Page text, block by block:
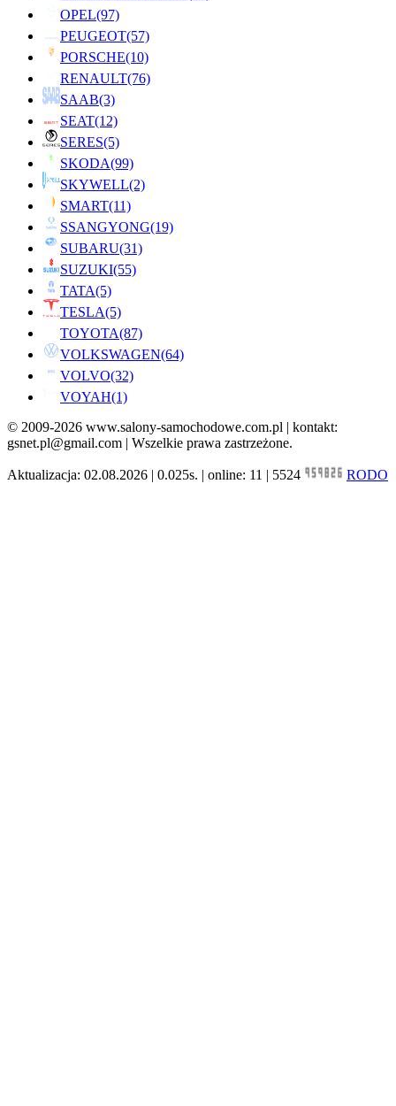
OPEL(97)
PEUGEOT(57)
PORSCHE(10)
RENAULT(76)
SAAB(3)
SEAT(12)
SERES(5)
SKODA(99)
SKYWELL(2)
SMART(11)
SSANGYONG(19)
SUBARU(31)
SUZUKI(55)
TATA(5)
TESLA(5)
TOYOTA(87)
VOLKSWAGEN(64)
VOLVO(32)
VOYAH(1)
© 2009-2026 www.salony-samochodowe.com.pl | kontakt:
gsnet.pl@gmail.com | Wszelkie prawa zastrzeżone.
Aktualizacja: 02.08.2026 | 0.025s. | online: 11 | 5524 RODO